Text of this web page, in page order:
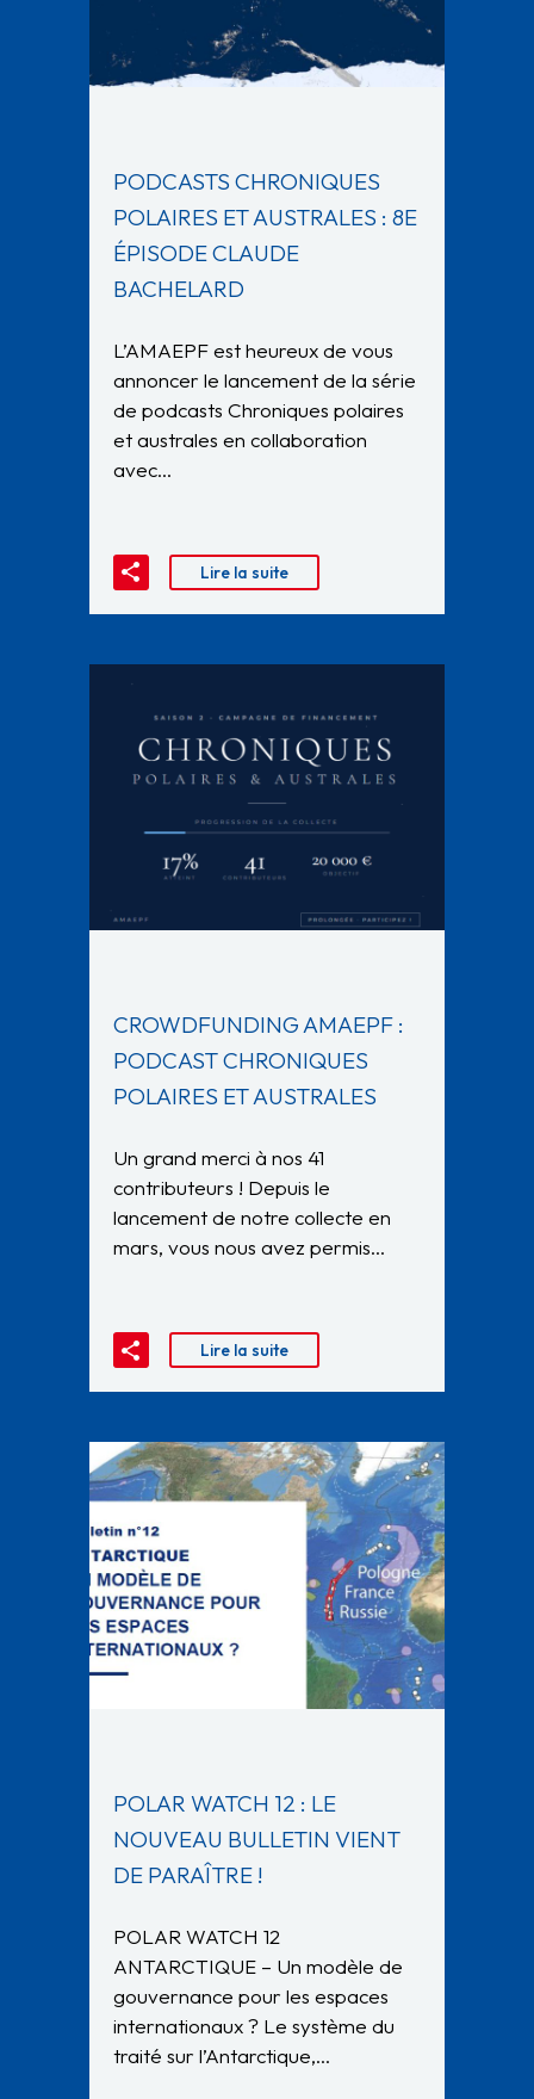
PODCASTS CHRONIQUES
POLAIRES ET AUSTRALES : 8E
ÉPISODE CLAUDE
BACHELARD
L’AMAEPF est heureux de vous
annoncer le lancement de la série
de podcasts Chroniques polaires
et australes en collaboration
avec…
Lire la suite
CROWDFUNDING AMAEPF :
PODCAST CHRONIQUES
POLAIRES ET AUSTRALES
Un grand merci à nos 41
contributeurs ! Depuis le
lancement de notre collecte en
mars, vous nous avez permis…
Lire la suite
POLAR WATCH 12 : LE
NOUVEAU BULLETIN VIENT
DE PARAÎTRE !
POLAR WATCH 12
ANTARCTIQUE – Un modèle de
gouvernance pour les espaces
internationaux ? Le système du
traité sur l’Antarctique,…